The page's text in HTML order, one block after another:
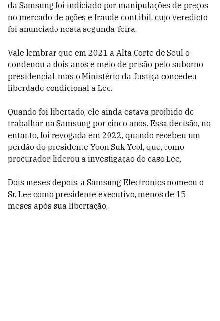
da Samsung foi indiciado por manipulações de preços
no mercado de ações e fraude contábil, cujo veredicto
foi anunciado nesta segunda-feira.
Vale lembrar que em 2021 a Alta Corte de Seul o
condenou a dois anos e meio de prisão pelo suborno
presidencial, mas o Ministério da Justiça concedeu
liberdade condicional a Lee.
Quando foi libertado, ele ainda estava proibido de
trabalhar na Samsung por cinco anos. Essa decisão, no
entanto, foi revogada em 2022, quando recebeu um
perdão do presidente Yoon Suk Yeol, que, como
procurador, liderou a investigação do caso Lee,
Dois meses depois, a Samsung Electronics nomeou o
Sr. Lee como presidente executivo, menos de 15
meses após sua libertação,